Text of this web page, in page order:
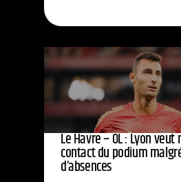
Le Havre – OL : Lyon
contact du podium
d’absences